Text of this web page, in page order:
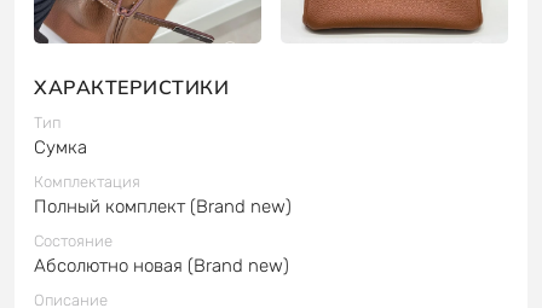
ХАРАКТЕРИСТИКИ
Тип
Сумка
Комплектация
Полный комплект (Brand new)
Состояние
Абсолютно новая (Brand new)
Описание